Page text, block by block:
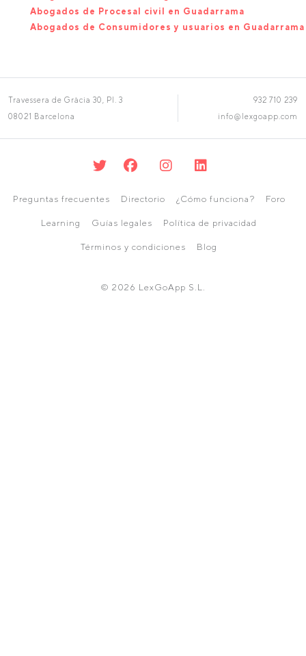
Abogados de Procesal civil en Guadarrama
Abogados de Consumidores y usuarios en Guadarrama
Travessera de Gràcia 30, Pl. 3
08021 Barcelona
932 710 239
info@lexgoapp.com
Preguntas frecuentes Directorio ¿Cómo funciona? Foro
Learning Guías legales Política de privacidad
Términos y condiciones Blog
© 2026 LexGoApp S.L.